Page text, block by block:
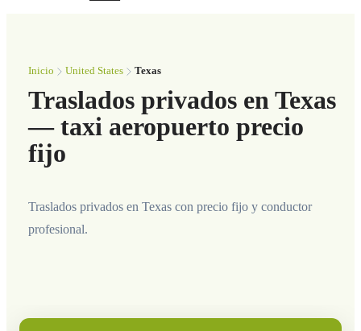
Inicio United States Texas
Traslados privados en Texas
— taxi aeropuerto precio
fijo
Traslados privados en Texas con precio fijo y conductor
profesional.